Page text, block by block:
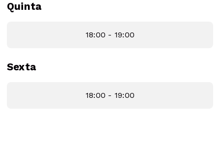
Quinta
18:00 - 19:00
Sexta
18:00 - 19:00